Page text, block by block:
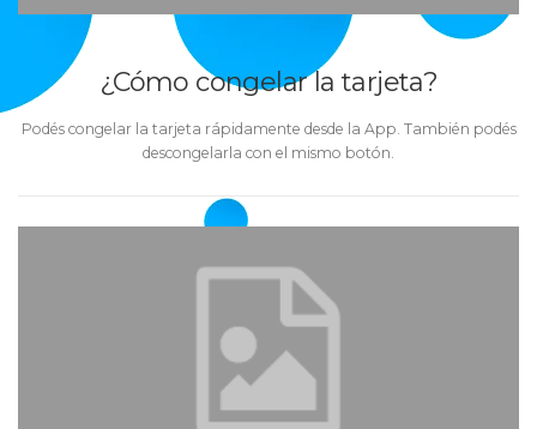
¿Cómo congelar la tarjeta?
Podés congelar la tarjeta rápidamente desde la App. También podés
descongelarla con el mismo botón.